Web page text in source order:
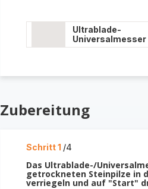
Ultrablade-
Universalmesser
Zubereitung
Schritt 1 /4
Das Ultrablade-/
getrockneten Steinpilze in
verriegeln und auf "Start"